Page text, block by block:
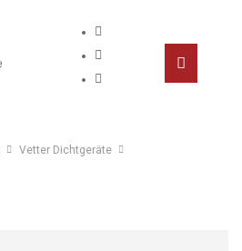
Vetter Dichtgeräte